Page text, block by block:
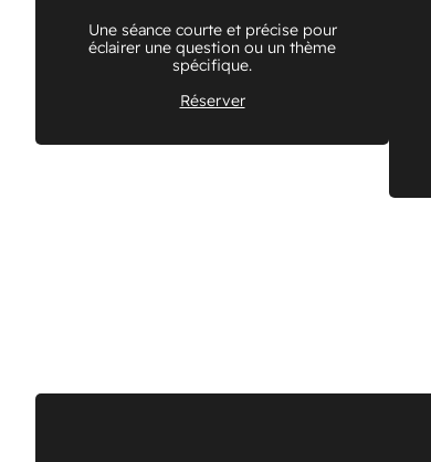
Une séance courte et précise pour
éclairer une question ou un thème
spécifique.
Réserver